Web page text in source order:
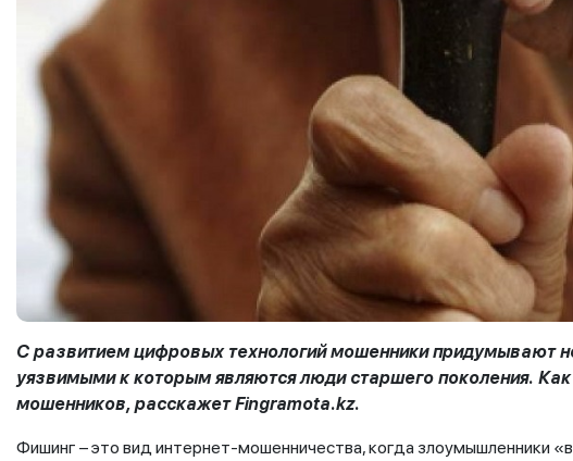
С развитием цифровых технологий мошенники придумывают
уязвимыми к которым являются люди старшего поколения.
мошенников, расскажет Fingramota.kz.
Фишинг – это вид интернет-мошенничества, когда злоумышленники